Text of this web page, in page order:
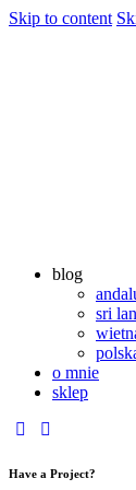
Skip to content
blog
sri
o mnie
sklep
Have a Project?